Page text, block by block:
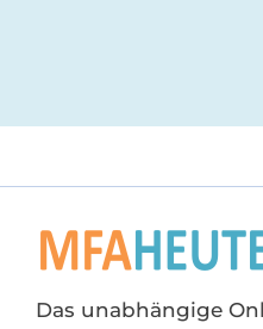
Das unabhängige